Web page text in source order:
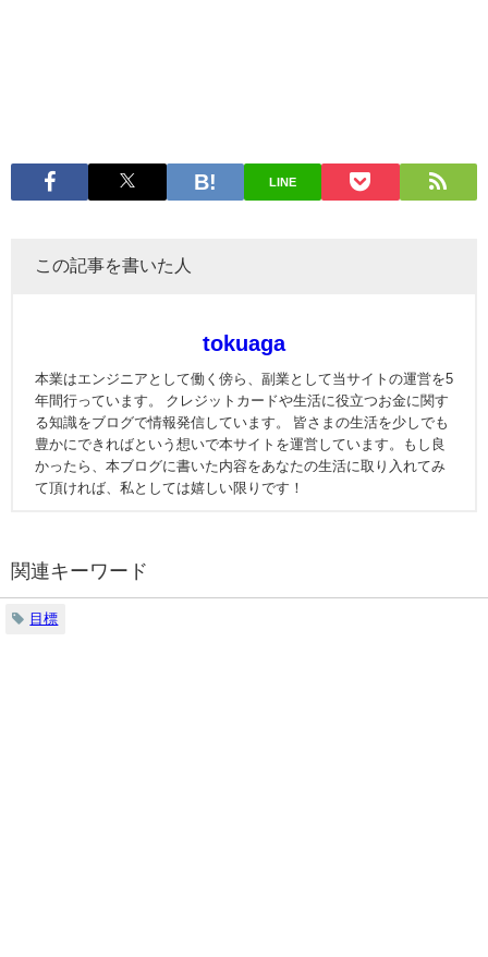
LINE
この記事を書いた人
tokuaga
本業はエンジニアとして働く傍ら、副業として当サイトの運営を5
年間行っています。 クレジットカードや生活に役立つお金に関す
る知識をブログで情報発信しています。 皆さまの生活を少しでも
豊かにできればという想いで本サイトを運営しています。もし良
かったら、本ブログに書いた内容をあなたの生活に取り入れてみ
て頂ければ、私としては嬉しい限りです！
関連キーワード
目標